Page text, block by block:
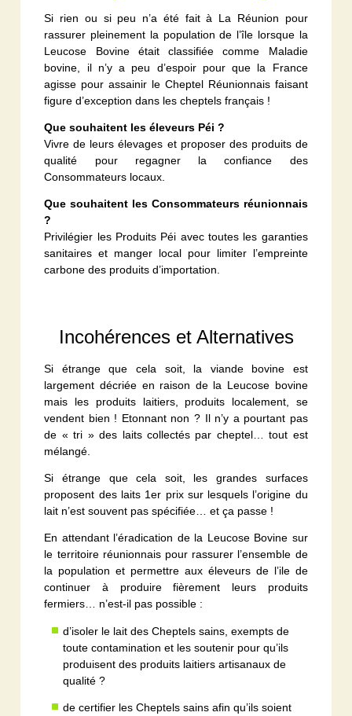
Si rien ou si peu n’a été fait à La Réunion pour
rassurer pleinement la population de l’île lorsque la
Leucose Bovine était classifiée comme Maladie
bovine, il n’y a peu d’espoir pour que la France
agisse pour assainir le Cheptel Réunionnais faisant
figure d’exception dans les cheptels français !
Que souhaitent les éleveurs Péi ?
Vivre de leurs élevages et proposer des produits de
qualité pour regagner la confiance des
Consommateurs locaux.
Que souhaitent les Consommateurs réunionnais
?
Privilégier les Produits Péi avec toutes les garanties
sanitaires et manger local pour limiter l’empreinte
carbone des produits d’importation.
Incohérences et Alternatives
Si étrange que cela soit, la viande bovine est
largement décriée en raison de la Leucose bovine
mais les produits laitiers, produits localement, se
vendent bien ! Etonnant non ? Il n’y a pourtant pas
de « tri » des laits collectés par cheptel… tout est
mélangé.
Si étrange que cela soit, les grandes surfaces
proposent des laits 1er prix sur lesquels l’origine du
lait n’est souvent pas spécifiée… et ça passe !
En attendant l’éradication de la Leucose Bovine sur
le territoire réunionnais pour rassurer l’ensemble de
la population et permettre aux éleveurs de l’ile de
continuer à produire fièrement leurs produits
fermiers… n’est-il pas possible :
d’isoler le lait des Cheptels sains, exempts de
toute contamination et les soutenir pour qu’ils
produisent des produits laitiers artisanaux de
qualité ?
de certifier les Cheptels sains afin qu’ils soient